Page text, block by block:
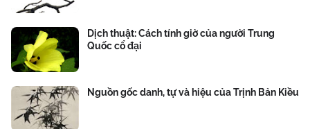
Dịch thuật: Cách tính giờ của người Trung
Quốc cổ đại
Nguồn gốc danh, tự và hiệu của Trịnh Bản Kiều